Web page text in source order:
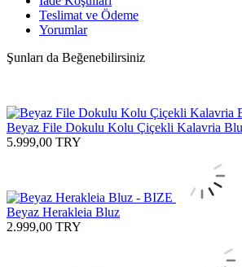
Teslimat ve Ödeme
Yorumlar
Şunları da Beğenebilirsiniz
Beyaz File Dokulu Kolu Çiçekli Kalavria
5.999,00 TRY
Beyaz Herakleia Bluz
2.999,00 TRY